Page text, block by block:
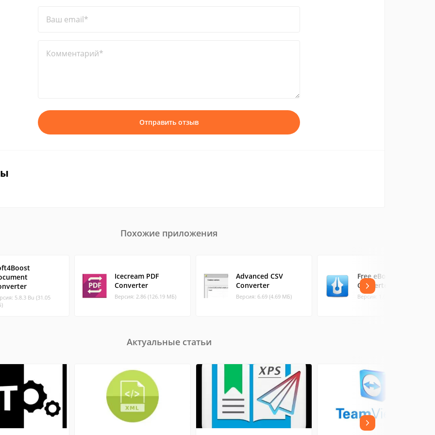
Ваш email*
Комментарий*
Отправить отзыв
Похожие приложения
5.8.3 Bu (31.05
Icecream PDF
Converter
Версия: 2.86 (126.19 МБ)
Advanced CSV
Converter
Версия: 6.69 (4.69 МБ)
Free eBook
Converter
Версия: 1.0.0.13 (47.9 МБ)
Актуальные статьи